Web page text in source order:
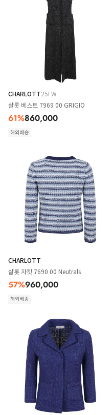
CHARLOTT25FW
샬롯 베스트 7969 00 GRIGIO
61%860,000
해외배송
CHARLOTT
샬롯 자켓 7690 00 Neutrals
57%960,000
해외배송